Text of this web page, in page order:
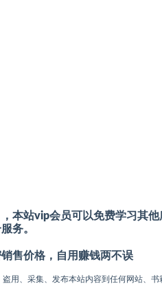
本站vip会员可以免费学习其他
务。
售价格，自用赚钱两不误
用、采集、发布本站内容到任何网站、书